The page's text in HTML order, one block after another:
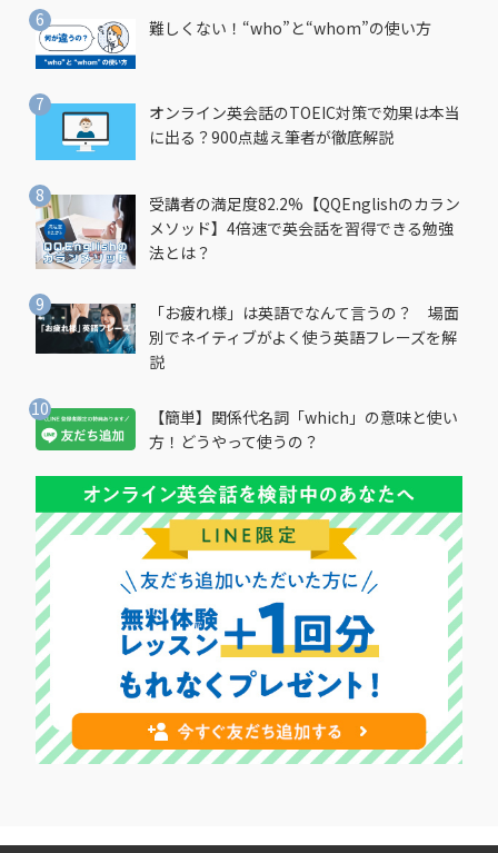
難しくない！“who”と“whom”の使い方
オンライン英会話のTOEIC対策で効果は本当
に出る？900点越え筆者が徹底解説
受講者の満足度82.2%【QQEnglishのカラン
メソッド】4倍速で英会話を習得できる勉強
法とは？
「お疲れ様」は英語でなんて言うの？ 場面
別でネイティブがよく使う英語フレーズを解
説
【簡単】関係代名詞「which」の意味と使い
方！どうやって使うの？